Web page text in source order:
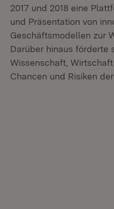
2017 und 2018 eine
und Präsentation von
Geschäftsmodellen zur
Darüber hinaus förderte
Wissenschaft,
Chancen und Risiken